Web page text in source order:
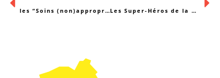
les “Soins (non)appropriés en fin de vie” Les Super-Héros de la Cohésion sociale